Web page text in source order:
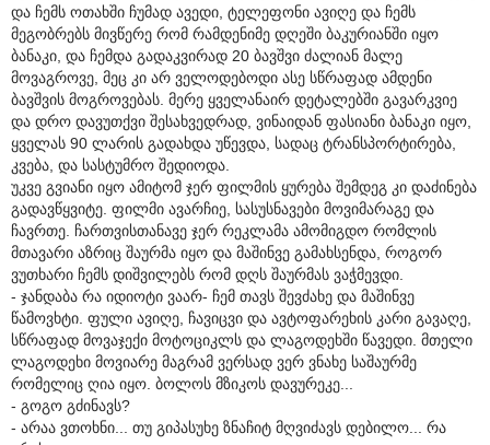
და ჩემს ოთახში ჩუმად ავედი, ტელეფონი ავიღე და ჩემს
მეგობრებს მივწერე რომ რამდენიმე დღეში ბაკურიანში იყო
ბანაკი, და ჩემდა გადაკვირად 20 ბავშვი ძალიან მალე
მოვაგროვე, მეც კი არ ველოდებოდი ასე სწრაფად ამდენი
ბავშვის მოგროვებას. მერე ყველანაირ დეტალებში გავარკვიე
და დრო დავუთქვი შესახვედრად, ვინაიდან ფასიანი ბანაკი იყო,
ყველას 90 ლარის გადახდა უწევდა, სადაც ტრანსპორტირება,
კვება, და სასტუმრო შედიოდა.
უკვე გვიანი იყო ამიტომ ჯერ ფილმის ყურება შემდეგ კი დაძინება
გადავწყვიტე. ფილმი ავარჩიე, სასუსნავები მოვიმარაგე და
ჩავრთე. ჩართვისთანავე ჯერ რეკლამა ამომიგდო რომლის
მთავარი აზრიც შაურმა იყო და მაშინვე გამახსენდა, როგორ
ვუთხარი ჩემს დიშვილებს რომ დღს შაურმას ვაჭმევდი.
- ჯანდაბა რა იდიოტი ვაარ- ჩემ თავს შევძახე და მაშინვე
წამოვხტი. ფული ავიღე, ჩავიცვი და ავტოფარეხის კარი გავაღე,
სწრაფად მოვაჯექი მოტოციკლს და ლაგოდეხში წავედი. მთელი
ლაგოდეხი მოვიარე მაგრამ ვერსად ვერ ვნახე საშაურმე
რომელიც ღია იყო. ბოლოს მზიკოს დავურეკე...
- გოგო გძინავს?
- არაა ვთოხნი... თუ გიპასუხე ზნაჩიტ მღვიძავს დებილო... რა